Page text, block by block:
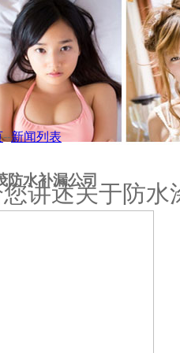
水补漏公司
--新闻列表
讲述关于防水